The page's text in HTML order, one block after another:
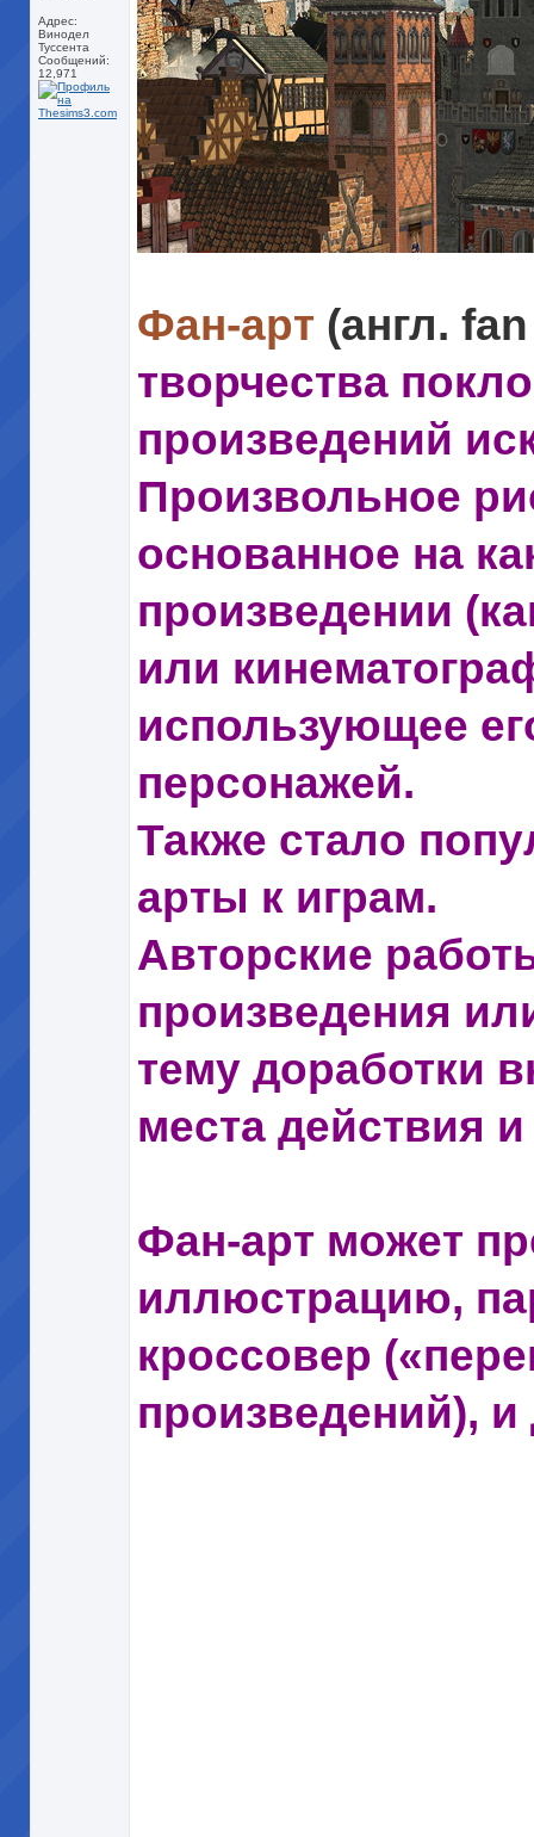
Адрес:
Винодел
Туссента
Сообщений:
12,971
Фан-арт (англ.
творчества
произведений
Произвольное
основанное на
произведении
или
использующее
персонажей.
Также стало
арты к играм.
Авторские
произведения
тему доработки
места действия и
Фан-арт может
иллюстрацию,
кроссовер
произведений), и